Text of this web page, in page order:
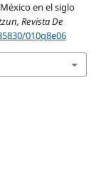
en el siglo
Revista De
010q8e06